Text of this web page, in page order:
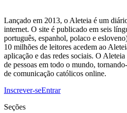
Lançado em 2013, o Aleteia é um
internet. O site é publicado em seis
português, espanhol, polaco e
10 milhões de leitores acedem ao
aplicação e das redes sociais. O
de pessoas em todo o mundo,
de comunicação católicos online.
Inscrever-seEntrar
Seções